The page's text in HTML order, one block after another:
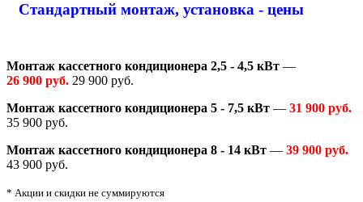
Стандартный монтаж, установка - цены
Монтаж кассетного кондиционера 2,5 - 4,5 кВт —
26 900 руб. 29 900 руб.
Монтаж кассетного кондиционера 5 - 7,5 кВт — 31 900 руб.
35 900 руб.
Монтаж кассетного кондиционера 8 - 14 кВт — 39 900 руб.
43 900 руб.
* Акции и скидки не суммируются